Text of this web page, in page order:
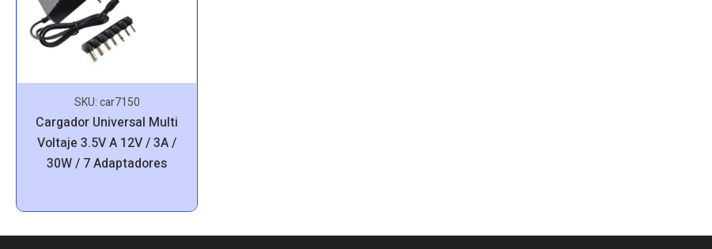
SKU:car7150
Cargador Universal Multi
Voltaje 3.5V A 12V / 3A /
30W / 7 Adaptadores